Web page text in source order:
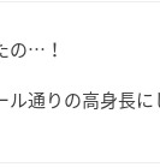
の…！
ル通りの高身長に